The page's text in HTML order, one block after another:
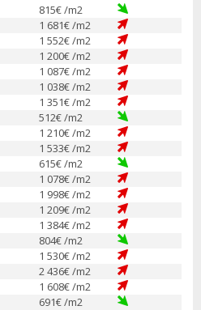
815€ /m2
1 681€ /m2
1 552€ /m2
1 200€ /m2
1 087€ /m2
1 038€ /m2
1 351€ /m2
512€ /m2
1 210€ /m2
1 533€ /m2
615€ /m2
1 078€ /m2
1 998€ /m2
1 209€ /m2
1 384€ /m2
804€ /m2
1 530€ /m2
2 436€ /m2
1 608€ /m2
691€ /m2